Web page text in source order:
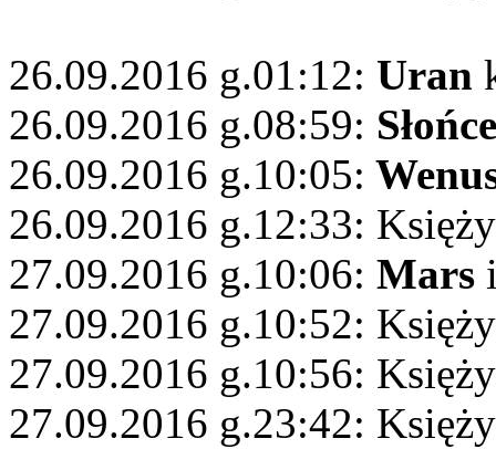
26.09.2016 g.01:12: Uran
26.09.2016 g.08:59: Słońce
26.09.2016 g.10:05:
26.09.2016 g.12:33:
27.09.2016 g.10:06: Mars
27.09.2016 g.10:52:
27.09.2016 g.10:56:
27.09.2016 g.23:42: